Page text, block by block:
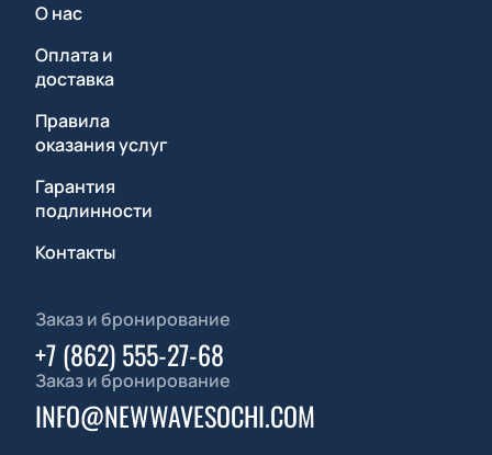
О нас
Оплата и
доставка
Правила
оказания услуг
Гарантия
подлинности
Контакты
Заказ и бронирование
+7 (862) 555-27-68
Заказ и бронирование
INFO@NEWWAVESOCHI.COM